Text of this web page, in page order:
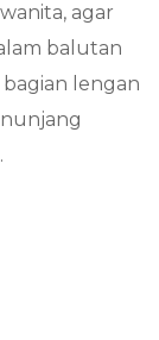
agar
balutan
lengan